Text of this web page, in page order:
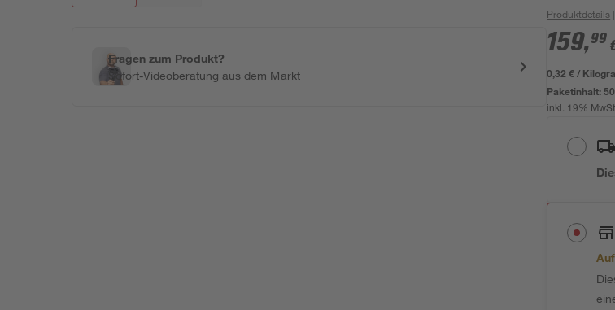
Fragen zum Produkt?
Sofort-Videoberatung aus dem Markt
Produktdetails
159,99
0,32 € /
Paketinhalt:
inkl. 19%